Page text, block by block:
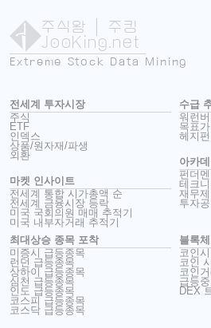
주식왕 | 주킹
JooKing.net
Extreme Stock Data Mining
전세계 투자시장
주식
ETF
인덱스
상품/원자재/파생
외환
마켓 인사이트
전세계 통합 시가총액 순
전세계 금융시장 등락
미국 국회의원 매매 추적기
미국 내부자거래 추적기
수급
워런
목표
헤지
아카데
펀더
테크
재무
투자
최대상승 종목 포착
미증시 급등종목
런던 급등종목
상하이 급등종목
심천 급등종목
인도 급등종목
코스피 급등종목
코스닥 급등종목
블록
코인
코인
코인
급등
DEX